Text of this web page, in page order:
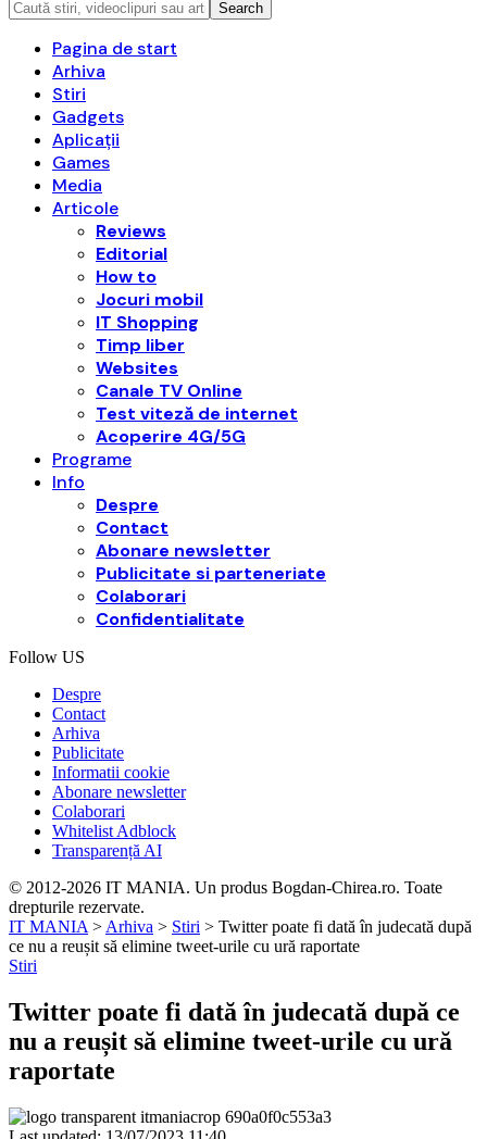
Pagina de start
Arhiva
Stiri
Gadgets
Aplicații
Games
Media
Articole
Reviews
Editorial
How to
Jocuri mobil
IT Shopping
Timp liber
Websites
Canale TV Online
Test viteză de internet
Acoperire 4G/5G
Programe
Info
Despre
Contact
Abonare newsletter
Publicitate si parteneriate
Colaborari
Confidentialitate
Follow US
Despre
Contact
Arhiva
Publicitate
Informatii cookie
Abonare newsletter
Colaborari
Whitelist Adblock
Transparență AI
© 2012-2026 IT MANIA. Un produs Bogdan-Chirea.ro. Toate
drepturile rezervate.
IT MANIA > Arhiva > Stiri > Twitter poate fi dată în judecată după
ce nu a reușit să elimine tweet-urile cu ură raportate
Stiri
Twitter poate fi dată în judecată după ce
nu a reușit să elimine tweet-urile cu ură
raportate